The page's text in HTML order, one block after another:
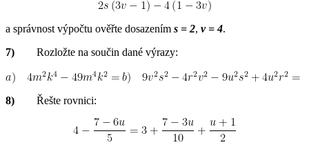
a správnost výpočtu ověřte dosazením s = 2, v = 4.
7) Rozložte na součin dané výrazy:
8) Řešte rovnici: